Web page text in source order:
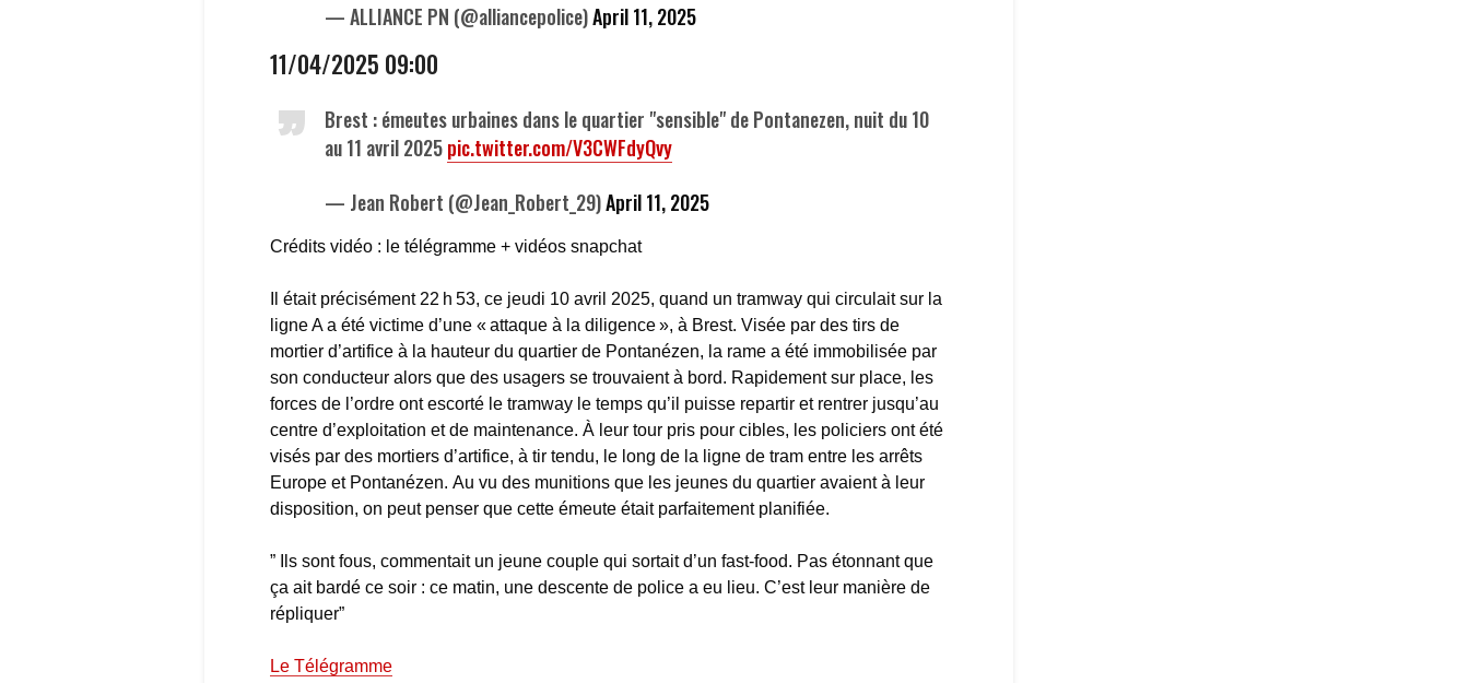
— ALLIANCE PN (@alliancepolice)April 11, 2025
11/04/2025 09:00
Brest : émeutes urbaines dans le quartier "sensible" de Pontanezen, nuit du 10
au 11 avril 2025pic.twitter.com/V3CWFdyQvy
— Jean Robert (@Jean_Robert_29)April 11, 2025
Crédits vidéo : le télégramme + vidéos snapchat
Il était précisément 22 h 53, ce jeudi 10 avril 2025, quand un tramway qui circulait sur la
ligne A a été victime d’une « attaque à la diligence », à Brest. Visée par des tirs de
mortier d’artifice à la hauteur du quartier de Pontanézen, la rame a été immobilisée par
son conducteur alors que des usagers se trouvaient à bord. Rapidement sur place, les
forces de l’ordre ont escorté le tramway le temps qu’il puisse repartir et rentrer jusqu’au
centre d’exploitation et de maintenance. À leur tour pris pour cibles, les policiers ont été
visés par des mortiers d’artifice, à tir tendu, le long de la ligne de tram entre les arrêts
Europe et Pontanézen. Au vu des munitions que les jeunes du quartier avaient à leur
disposition, on peut penser que cette émeute était parfaitement planifiée.
” Ils sont fous, commentait un jeune couple qui sortait d’un fast-food. Pas étonnant que
ça ait bardé ce soir : ce matin, une descente de police a eu lieu. C’est leur manière de
répliquer”
Le Télégramme